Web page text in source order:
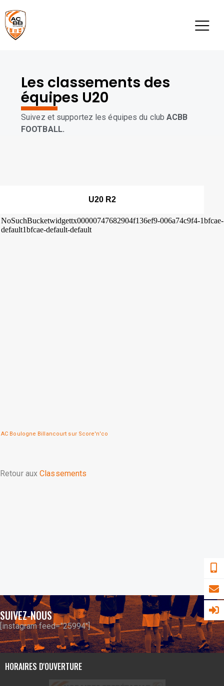
Les classements des
équipes U20
Suivez et supportez les équipes du clubACBB
FOOTBALL.
U20 R2
AC Boulogne Billancourt sur Score'n'co
Retour auxClassements
SUIVEZ-NOUS
[instagram feed="25994"]
HORAIRES D'OUVERTURE